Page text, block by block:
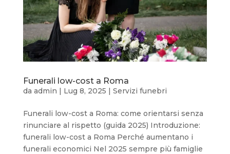
Funerali low-cost a Roma
da admin | Lug 8, 2025 | Servizi funebri
Funerali low-cost a Roma: come orientarsi senza
rinunciare al rispetto (guida 2025) Introduzione:
funerali low-cost a Roma Perché aumentano i
funerali economici Nel 2025 sempre più famiglie